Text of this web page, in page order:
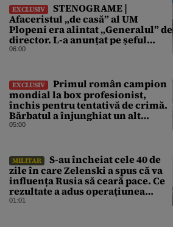
EXCLUSIV
STENOGRAME |
Afaceristul „de casă” al UM
Plopeni era alintat „Generalul” de
director. L-a anunțat pe șeful
uzinei că i-a adus „subțireanu,
06:00
EXCLUSIV
Primul român campion
mondial la box profesionist,
închis pentru tentativă de crimă.
Bărbatul a înjunghiat un alt
interlop periculos
05:00
MILITAR
S-au încheiat cele 40 de
zile în care Zelenski a spus că va
influența Rusia să ceară pace. Ce
rezultate a adus operațiunea
Kievului
01:01